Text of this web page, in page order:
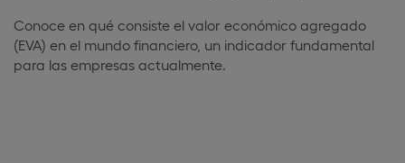
Conoce en qué consiste el valor económico agregado
(EVA) en el mundo financiero, un indicador fundamental
para las empresas actualmente.